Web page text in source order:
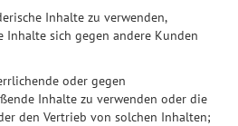
Inhalte zu verwenden,
Inhalte sich gegen andere Kunden
oder gegen
Inhalte zu verwenden oder die
den Vertrieb von solchen Inhalten;